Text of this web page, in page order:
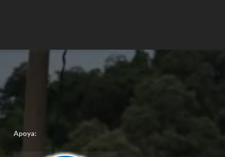
Apoya: